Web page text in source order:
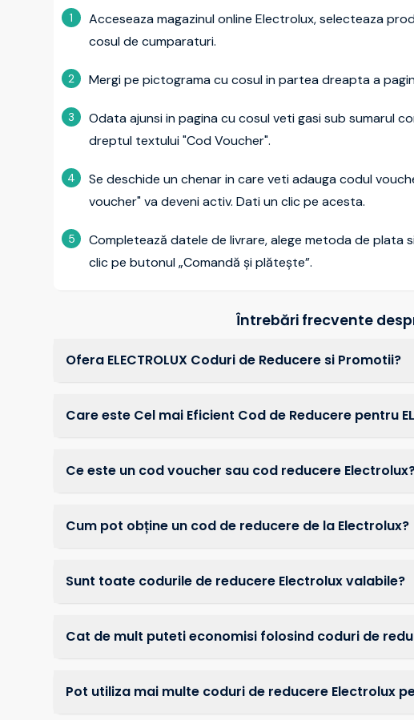
1
Acceseaza magazinul online Electrolux, selecteaza
cosul de cumparaturi.
2 Mergi pe pictograma cu cosul in partea dreapta a
3
Odata ajunsi in pagina cu cosul veti gasi sub sumarul
dreptul textului "Cod Voucher".
4
Se deschide un chenar in care veti adauga codul
voucher" va deveni activ. Dati un clic pe acesta.
5
Completează datele de livrare, alege metoda de plata
clic pe butonul „Comandă și plătește”.
Întrebări frecvente
Ofera ELECTROLUX Coduri de Reducere si Promotii?
Care este Cel mai Eficient Cod de Reducere pentru
Ce este un cod voucher sau cod reducere
Cum pot obține un cod de reducere de la Electrolux?
Sunt toate codurile de reducere Electrolux valabile?
Cat de mult puteti economisi folosind coduri de
Pot utiliza mai multe coduri de reducere Electrolux